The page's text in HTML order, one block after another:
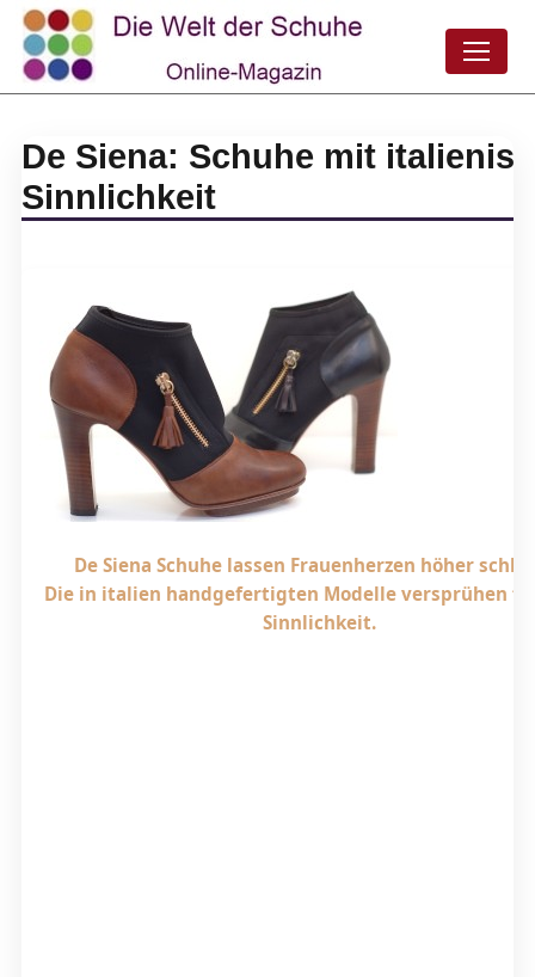
De Siena: Schuhe mit
Sinnlichkeit
De Siena Schuhe lassen Frauenherzen höher
Die in italien handgefertigten Modelle versprühen
Sinnlichkeit.